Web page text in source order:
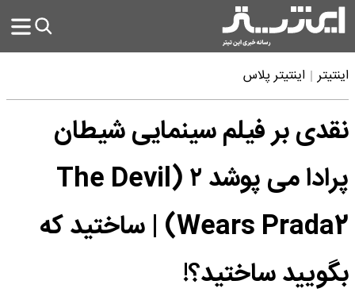
اینتیتر اینتیتر پلاس
نقدی بر فیلم سینمایی شیطان
پرادا می پوشد ۲ (The Devil
Wears Prada2) | ساختید که
بگویید ساختید؟!